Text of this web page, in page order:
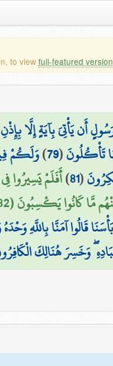
to view full-featured version
يَأْتِيَ بِآيَةٍ إِلَّا بِإِذْنِ
تَأْكُلُونَ(
79
)وَلَكُمْ
(
81
)أَفَلَمْ يَسِيرُوا
مَّا كَانُوا يَكْسِبُونَ (82)
قَالُوا آمَنَّا بِاللَّهِ
وَخَسِرَ هُنَالِكَ